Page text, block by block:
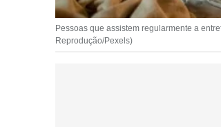
Pessoas que assistem regularmente a
Reprodução/Pexels)